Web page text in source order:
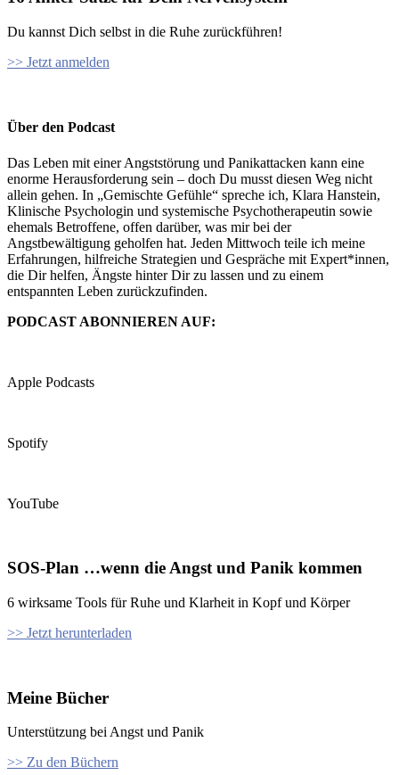
Du kannst Dich selbst in die Ruhe zurückführen!
>> Jetzt anmelden
Über den Podcast
Das Leben mit einer Angststörung und Panikattacken kann eine
enorme Herausforderung sein – doch Du musst diesen Weg nicht
allein gehen. In „Gemischte Gefühle“ spreche ich, Klara Hanstein,
Klinische Psychologin und systemische Psychotherapeutin sowie
ehemals Betroffene, offen darüber, was mir bei der
Angstbewältigung geholfen hat. Jeden Mittwoch teile ich meine
Erfahrungen, hilfreiche Strategien und Gespräche mit Expert*innen,
die Dir helfen, Ängste hinter Dir zu lassen und zu einem
entspannten Leben zurückzufinden.
PODCAST ABONNIEREN AUF:
Apple Podcasts
Spotify
YouTube
SOS-Plan …wenn die Angst und Panik kommen
6 wirksame Tools für Ruhe und Klarheit in Kopf und Körper
>> Jetzt herunterladen
Meine Bücher
Unterstützung bei Angst und Panik
>> Zu den Büchern